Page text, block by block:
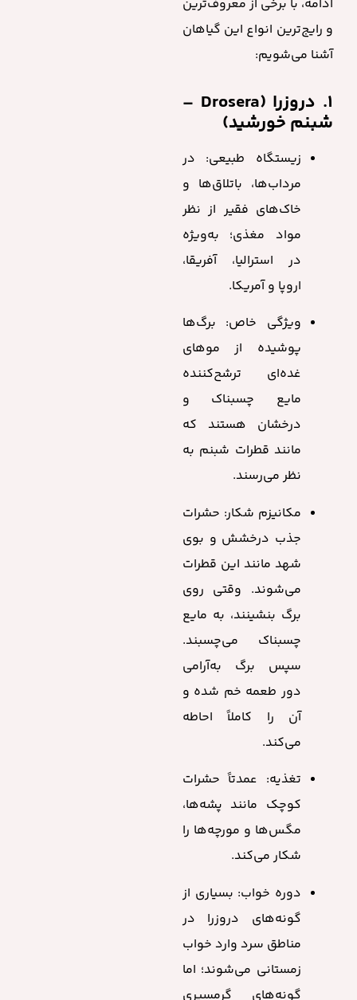
ادامه، با برخی از معروف‌ترین
و رایج‌ترین انواع این گیاهان
آشنا می‌شویم:
1. دروزرا (Drosera –
شبنم خورشید)
زیستگاه طبیعی: در
مرداب‌ها، باتلاق‌ها و
خاک‌های فقیر از نظر
مواد مغذی؛ به‌ویژه
در استرالیا، آفریقا،
اروپا و آمریکا.
ویژگی خاص: برگ‌ها
پوشیده از موهای
غده‌ای ترشح‌کننده
مایع چسبناک و
درخشان هستند که
مانند قطرات شبنم به
نظر می‌رسند.
مکانیزم شکار: حشرات
جذب درخشش و بوی
شهد مانند این قطرات
می‌شوند. وقتی روی
برگ بنشینند، به مایع
چسبناک می‌چسبند.
سپس برگ به‌آرامی
دور طعمه خم شده و
آن را کاملاً احاطه
می‌کند.
تغذیه: عمدتاً حشرات
کوچک مانند پشه‌ها،
مگس‌ها و مورچه‌ها را
شکار می‌کند.
دوره خواب: بسیاری از
گونه‌های دروزرا در
مناطق سرد وارد خواب
زمستانی می‌شوند؛ اما
گونه‌های گرمسیری